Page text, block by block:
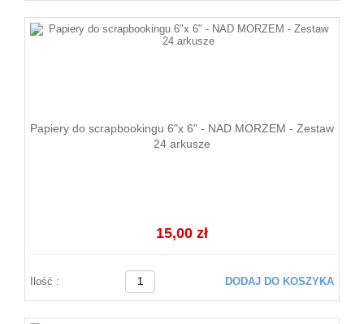
Papiery do scrapbookingu 6"x 6" - NAD MORZEM - Zestaw
24 arkusze
15,00 zł
Ilość : DODAJ DO KOSZYKA